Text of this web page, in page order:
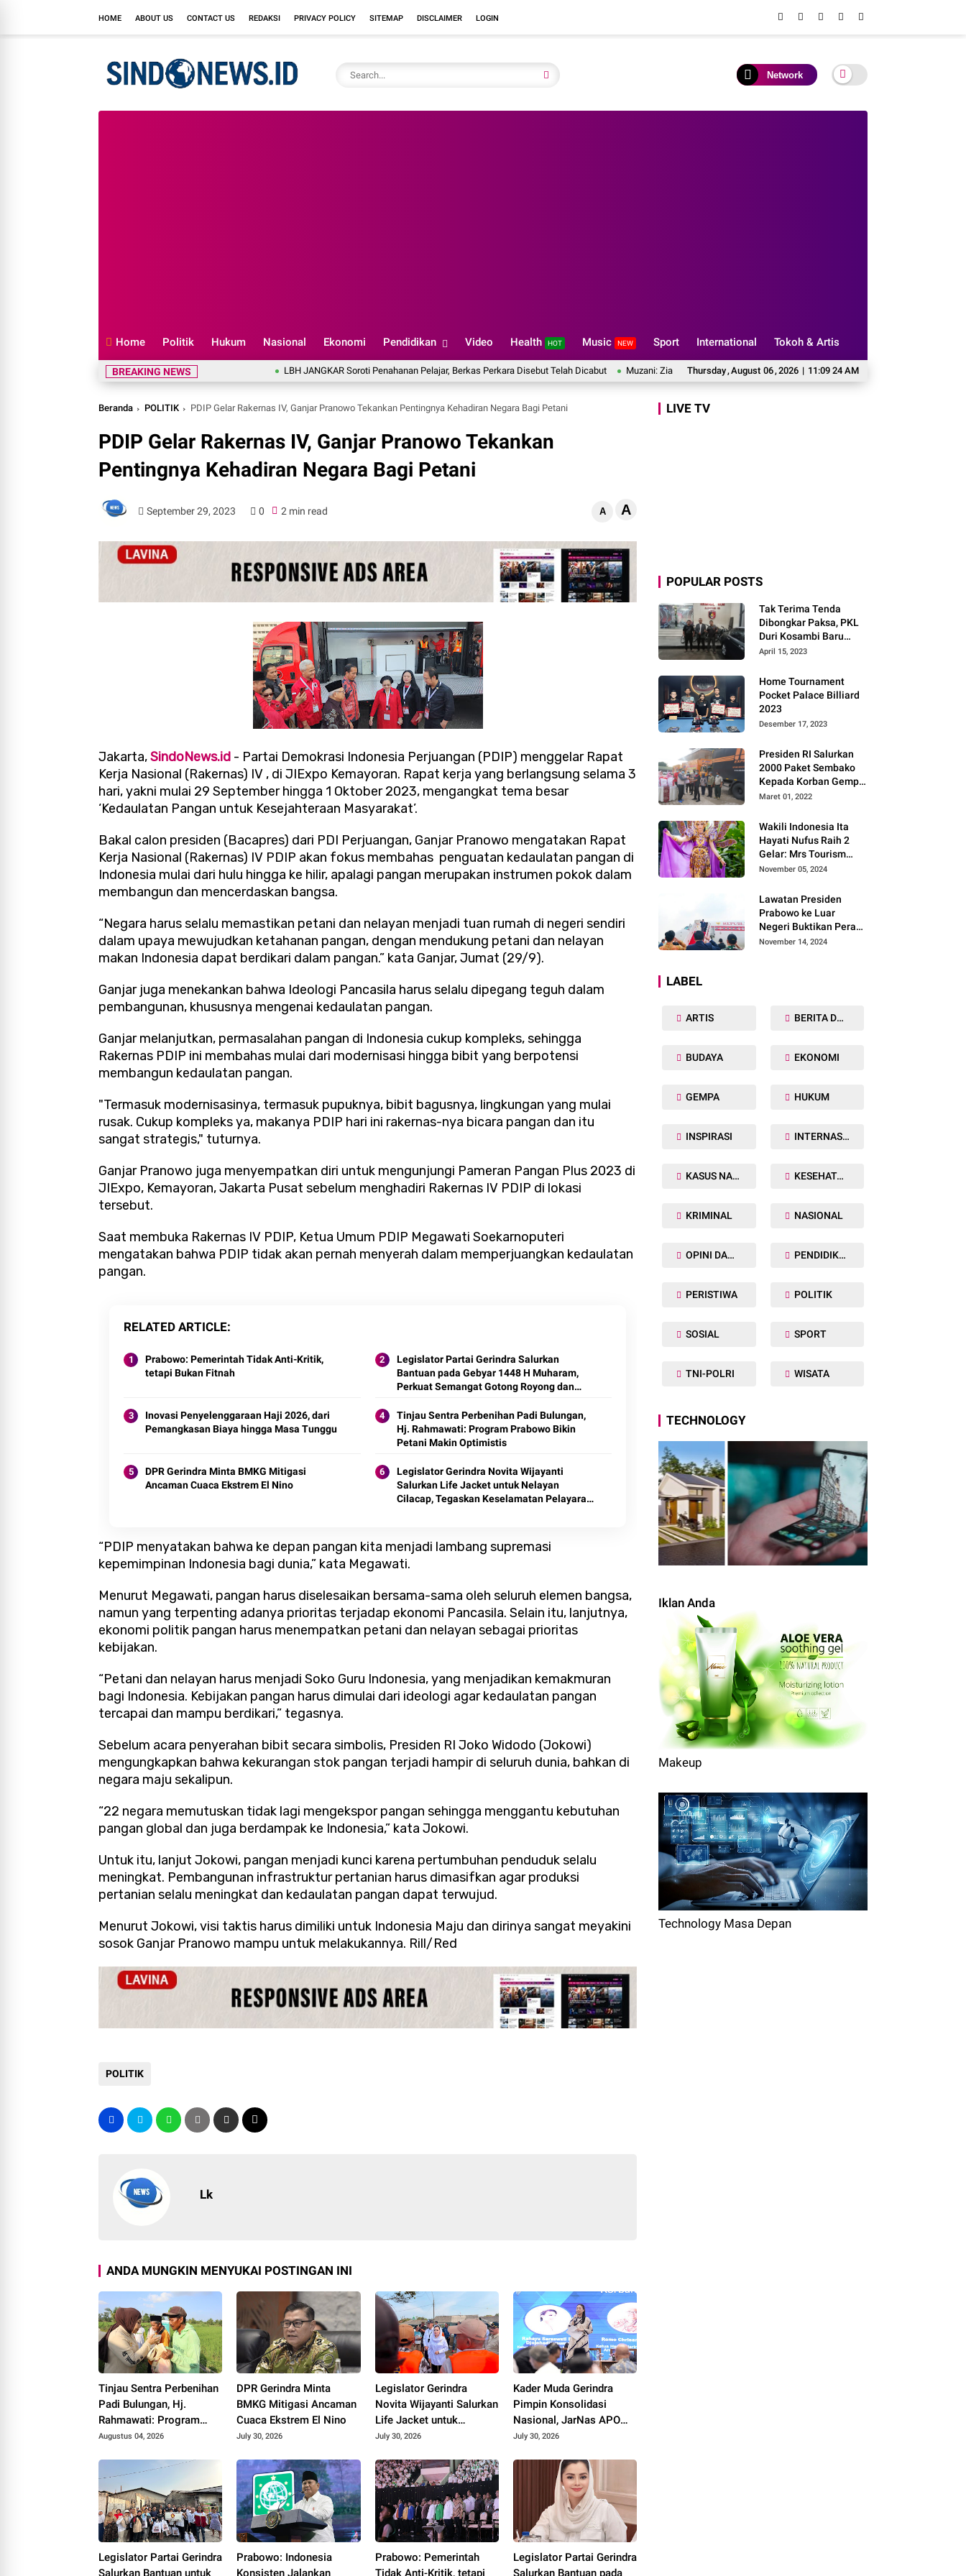
HOME ABOUT US CONTACT US REDAKSI PRIVACY POLICY SITEMAP DISCLAIMER LOGIN
Network
Home Politik Hukum Nasional Ekonomi Pendidikan Video Health HOT Music NEW Sport International Tokoh & Artis
Thursday,August 06,2026 | 11:09 25 AM
BREAKING NEWS LBH JANGKAR Soroti Penahanan Pelajar, Berkas Perkara Disebut Telah Dicabut Muzani: Ziarah ke Makam Bung Karno Jadi Pengingat Indonesia Rumah Bersama
Beranda POLITIK PDIP Gelar Rakernas IV, Ganjar Pranowo Tekankan Pentingnya Kehadiran Negara Bagi Petani
PDIP Gelar Rakernas IV, Ganjar Pranowo Tekankan
Pentingnya Kehadiran Negara Bagi Petani
September 29, 2023 0 2 min read A A
Jakarta,SindoNews.id - Partai Demokrasi Indonesia Perjuangan (PDIP) menggelar Rapat
Kerja Nasional (Rakernas) IV , di JIExpo Kemayoran. Rapat kerja yang berlangsung selama 3
hari, yakni mulai 29 September hingga 1 Oktober 2023, mengangkat tema besar
‘Kedaulatan Pangan untuk Kesejahteraan Masyarakat’.
Bakal calon presiden (Bacapres) dari PDI Perjuangan, Ganjar Pranowo mengatakan Rapat
Kerja Nasional (Rakernas) IV PDIP akan fokus membahas penguatan kedaulatan pangan di
Indonesia mulai dari hulu hingga ke hilir, apalagi pangan merupakan instrumen pokok dalam
membangun dan mencerdaskan bangsa.
“Negara harus selalu memastikan petani dan nelayan menjadi tuan rumah di negeri sendiri
dalam upaya mewujudkan ketahanan pangan, dengan mendukung petani dan nelayan
makan Indonesia dapat berdikari dalam pangan.” kata Ganjar, Jumat (29/9).
Ganjar juga menekankan bahwa Ideologi Pancasila harus selalu dipegang teguh dalam
pembangunan, khususnya mengenai kedaulatan pangan.
Ganjar melanjutkan, permasalahan pangan di Indonesia cukup kompleks, sehingga
Rakernas PDIP ini membahas mulai dari modernisasi hingga bibit yang berpotensi
membangun kedaulatan pangan.
"Termasuk modernisasinya, termasuk pupuknya, bibit bagusnya, lingkungan yang mulai
rusak. Cukup kompleks ya, makanya PDIP hari ini rakernas-nya bicara pangan dan itu
sangat strategis," tuturnya.
Ganjar Pranowo juga menyempatkan diri untuk mengunjungi Pameran Pangan Plus 2023 di
JIExpo, Kemayoran, Jakarta Pusat sebelum menghadiri Rakernas IV PDIP di lokasi
tersebut.
Saat membuka Rakernas IV PDIP, Ketua Umum PDIP Megawati Soekarnoputeri
mengatakan bahwa PDIP tidak akan pernah menyerah dalam memperjuangkan kedaulatan
pangan.
RELATED ARTICLE
Prabowo: Pemerintah Tidak Anti-Kritik,
tetapi Bukan Fitnah
Legislator Partai Gerindra Salurkan
Bantuan pada Gebyar 1448 H Muharam,
Perkuat Semangat Gotong Royong dan
Inovasi Penyelenggaraan Haji 2026, dari
Pemangkasan Biaya hingga Masa Tunggu
Tinjau Sentra Perbenihan Padi Bulungan,
Hj. Rahmawati: Program Prabowo Bikin
Petani Makin Optimistis
DPR Gerindra Minta BMKG Mitigasi
Ancaman Cuaca Ekstrem El Nino
Legislator Gerindra Novita Wijayanti
Salurkan Life Jacket untuk Nelayan
Cilacap, Tegaskan Keselamatan Pelayaran
“PDIP menyatakan bahwa ke depan pangan kita menjadi lambang supremasi
kepemimpinan Indonesia bagi dunia,” kata Megawati.
Menurut Megawati, pangan harus diselesaikan bersama-sama oleh seluruh elemen bangsa,
namun yang terpenting adanya prioritas terjadap ekonomi Pancasila. Selain itu, lanjutnya,
ekonomi politik pangan harus menempatkan petani dan nelayan sebagai prioritas
kebijakan.
“Petani dan nelayan harus menjadi Soko Guru Indonesia, yang menjadikan kemakmuran
bagi Indonesia. Kebijakan pangan harus dimulai dari ideologi agar kedaulatan pangan
tercapai dan mampu berdikari,” tegasnya.
Sebelum acara penyerahan bibit secara simbolis, Presiden RI Joko Widodo (Jokowi)
mengungkapkan bahwa kekurangan stok pangan terjadi hampir di seluruh dunia, bahkan di
negara maju sekalipun.
“22 negara memutuskan tidak lagi mengekspor pangan sehingga menggantu kebutuhan
pangan global dan juga berdampak ke Indonesia,” kata Jokowi.
Untuk itu, lanjut Jokowi, pangan menjadi kunci karena pertumbuhan penduduk selalu
meningkat. Pembangunan infrastruktur pertanian harus dimasifkan agar produksi
pertanian selalu meningkat dan kedaulatan pangan dapat terwujud.
Menurut Jokowi, visi taktis harus dimiliki untuk Indonesia Maju dan dirinya sangat meyakini
sosok Ganjar Pranowo mampu untuk melakukannya. Rill/Red
POLITIK
Lk
ANDA MUNGKIN MENYUKAI POSTINGAN INI
Tinjau Sentra Perbenihan
Padi Bulungan, Hj.
Rahmawati: Program
Prabowo Bikin Petani
Augustus 04, 2026
DPR Gerindra Minta
BMKG Mitigasi Ancaman
Cuaca Ekstrem El Nino
July 30, 2026
Legislator Gerindra
Novita Wijayanti Salurkan
Life Jacket untuk
Nelayan Cilacap,
Pelayaran Harus Jadi
Prioritas
July 30, 2026
Kader Muda Gerindra
Pimpin Konsolidasi
Nasional, JarNas APO
Perkuat Perlawanan
Perdagangan Orang
July 30, 2026
Legislator Partai Gerindra
Salurkan Bantuan untuk
Prabowo: Indonesia
Konsisten Jalankan
Prabowo: Pemerintah
Tidak Anti-Kritik, tetapi
Legislator Partai Gerindra
Salurkan Bantuan pada
LIVE TV
POPULAR POSTS
Tak Terima Tenda
Dibongkar Paksa, PKL
Duri Kosambi Baru
Gugat PT MD
April 15, 2023
Home Tournament
Pocket Palace Billiard
2023
Desember 17, 2023
Presiden RI Salurkan
2000 Paket Sembako
Kepada Korban Gempa
di Pasaman Barat
Maret 01, 2022
Wakili Indonesia Ita
Hayati Nufus Raih 2
Gelar: Mrs Tourism
2024 dan Fourth
Worldwide
International 2024, di
Pemilihan Mrs
Worldwide 2024
November 05, 2024
Lawatan Presiden
Prabowo ke Luar
Negeri Buktikan Peran
Strategis Indonesia di
November 14, 2024
LABEL
ARTIS BERITA DAERAH
BUDAYA EKONOMI
GEMPA HUKUM
INSPIRASI INTERNASIONAL
KASUS NARKOBA KESEHATAN TUBUH
KRIMINAL NASIONAL
OPINI DAN ARTIKEL PENDIDIKAN
PERISTIWA POLITIK
SOSIAL SPORT
TNI-POLRI WISATA
TECHNOLOGY
Iklan Anda
Makeup
Technology Masa Depan